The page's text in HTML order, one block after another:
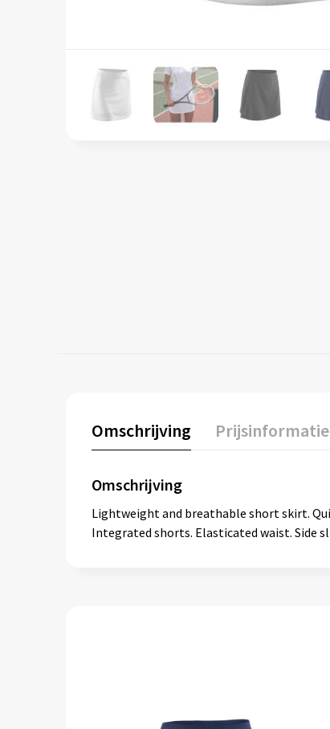
Omschrijving Prijsinformatie
Omschrijving
Lightweight and breathable short skirt.
Integrated shorts. Elasticated waist. Side